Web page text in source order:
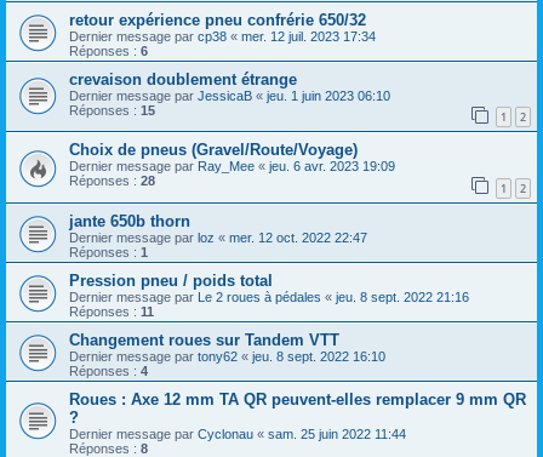
retour expérience pneu confrérie 650/32
Dernier message par cp38 « mer. 12 juil. 2023 17:34
Réponses : 6
crevaison doublement étrange
Dernier message par JessicaB « jeu. 1 juin 2023 06:10
Réponses : 15 1 2
Choix de pneus (Gravel/Route/Voyage)
Dernier message par Ray_Mee « jeu. 6 avr. 2023 19:09
Réponses : 28 1 2
jante 650b thorn
Dernier message par loz « mer. 12 oct. 2022 22:47
Réponses : 1
Pression pneu / poids total
Dernier message par Le 2 roues à pédales « jeu. 8 sept. 2022 21:16
Réponses : 11
Changement roues sur Tandem VTT
Dernier message par tony62 « jeu. 8 sept. 2022 16:10
Réponses : 4
Roues : Axe 12 mm TA QR peuvent-elles remplacer 9 mm QR
?
Dernier message par Cyclonau « sam. 25 juin 2022 11:44
Réponses : 8